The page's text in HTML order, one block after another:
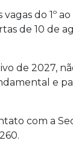
do 1º
de 10 de
de 2027,
e
com a